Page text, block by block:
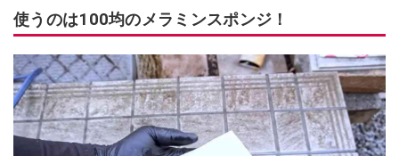
使うのは100均のメラミンスポンジ！